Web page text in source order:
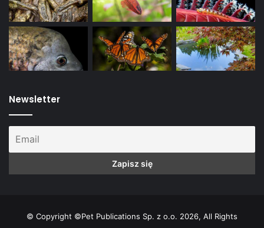
akwarium porady astianaks meksykański
Astyanax mexicanus
porady akwarystyczne
Newsletter
© Copyright ©Pet Publications Sp. z o.o. 2026, All Rights